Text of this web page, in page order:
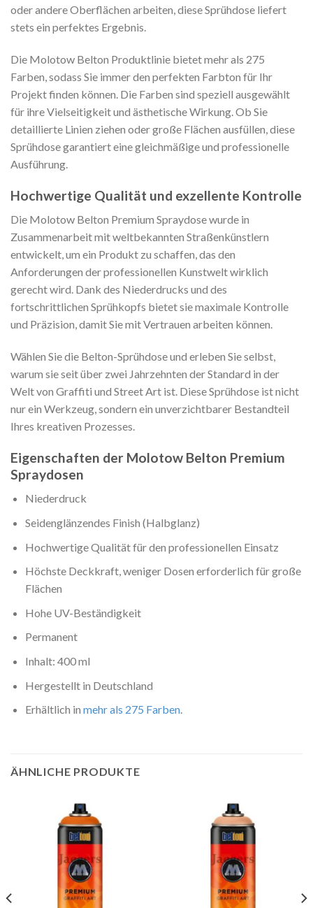
oder andere Oberflächen arbeiten, diese Sprühdose liefert
stets ein perfektes Ergebnis.
Die Molotow Belton Produktlinie bietet mehr als 275
Farben, sodass Sie immer den perfekten Farbton für Ihr
Projekt finden können. Die Farben sind speziell ausgewählt
für ihre Vielseitigkeit und ästhetische Wirkung. Ob Sie
detaillierte Linien ziehen oder große Flächen ausfüllen, diese
Sprühdose garantiert eine gleichmäßige und professionelle
Ausführung.
Hochwertige Qualität und exzellente Kontrolle
Die Molotow Belton Premium Spraydose wurde in
Zusammenarbeit mit weltbekannten Straßenkünstlern
entwickelt, um ein Produkt zu schaffen, das den
Anforderungen der professionellen Kunstwelt wirklich
gerecht wird. Dank des Niederdrucks und des
fortschrittlichen Sprühkopfs bietet sie maximale Kontrolle
und Präzision, damit Sie mit Vertrauen arbeiten können.
Wählen Sie die Belton-Sprühdose und erleben Sie selbst,
warum sie seit über zwei Jahrzehnten der Standard in der
Welt von Graffiti und Street Art ist. Diese Sprühdose ist nicht
nur ein Werkzeug, sondern ein unverzichtbarer Bestandteil
Ihres kreativen Prozesses.
Eigenschaften der Molotow Belton Premium
Spraydosen
Niederdruck
Seidenglänzendes Finish (Halbglanz)
Hochwertige Qualität für den professionellen Einsatz
Höchste Deckkraft, weniger Dosen erforderlich für große
Flächen
Hohe UV-Beständigkeit
Permanent
Inhalt: 400 ml
Hergestellt in Deutschland
Erhältlich in mehr als 275 Farben.
ÄHNLICHE PRODUKTE